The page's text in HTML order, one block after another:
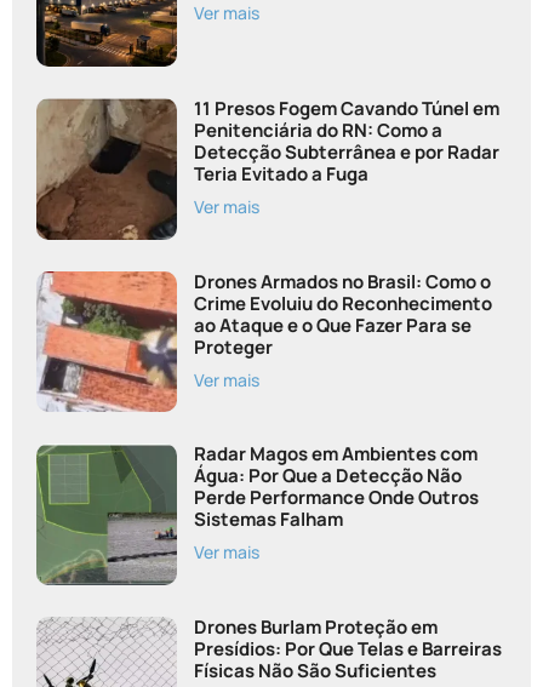
Ver mais
11 Presos Fogem Cavando Túnel em
Penitenciária do RN: Como a
Detecção Subterrânea e por Radar
Teria Evitado a Fuga
Ver mais
Drones Armados no Brasil: Como o
Crime Evoluiu do Reconhecimento
ao Ataque e o Que Fazer Para se
Proteger
Ver mais
Radar Magos em Ambientes com
Água: Por Que a Detecção Não
Perde Performance Onde Outros
Sistemas Falham
Ver mais
Drones Burlam Proteção em
Presídios: Por Que Telas e Barreiras
Físicas Não São Suficientes